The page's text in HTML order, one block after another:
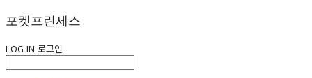
포켓프린세스
LOG IN 로그인